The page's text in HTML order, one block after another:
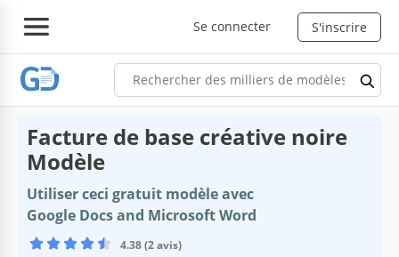
Se connecter S'inscrire
Facture de base créative noire
Modèle
Utiliser ceci gratuit modèle avec
Google Docs and Microsoft Word
4.38 (2 avis)